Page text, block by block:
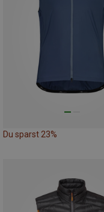
Du sparst 23%